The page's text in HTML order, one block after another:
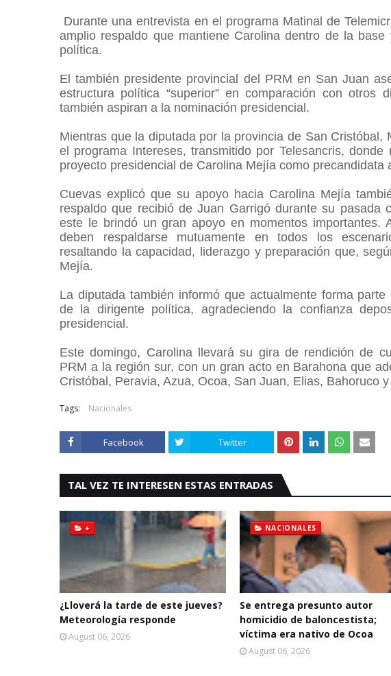
Durante una entrevista en el programa Matinal de
amplio respaldo que mantiene Carolina dentro de la
política.
El también presidente provincial del PRM en San Juan
estructura política “superior” en comparación con otros
también aspiran a la nominación presidencial.
Mientras que la diputada por la provincia de San Cristóbal,
el programa Intereses, transmitido por Telesancris, donde
proyecto presidencial de Carolina Mejía como precandidata
Cuevas explicó que su apoyo hacia Carolina Mejía
respaldo que recibió de Juan Garrigó durante su pasada
este le brindó un gran apoyo en momentos importantes.
deben respaldarse mutuamente en todos los
resaltando la capacidad, liderazgo y preparación que,
Mejía.
La diputada también informó que actualmente forma
de la dirigente política, agradeciendo la confianza
presidencial.
Este domingo, Carolina llevará su gira de rendición de
PRM a la región sur, con un gran acto en Barahona que
Cristóbal, Peravia, Azua, Ocoa, San Juan, Elias, Bahoruco
Tags: Nacionales
Facebook Twitter
TAL VEZ TE INTERESEN ESTAS ENTRADAS
+
¿Lloverá la tarde de este jueves?
Meteorología responde
August 06, 2026
NACIONALES
Se entrega presunto autor
homicidio de baloncestista;
víctima era nativo de Ocoa
August 06, 2026